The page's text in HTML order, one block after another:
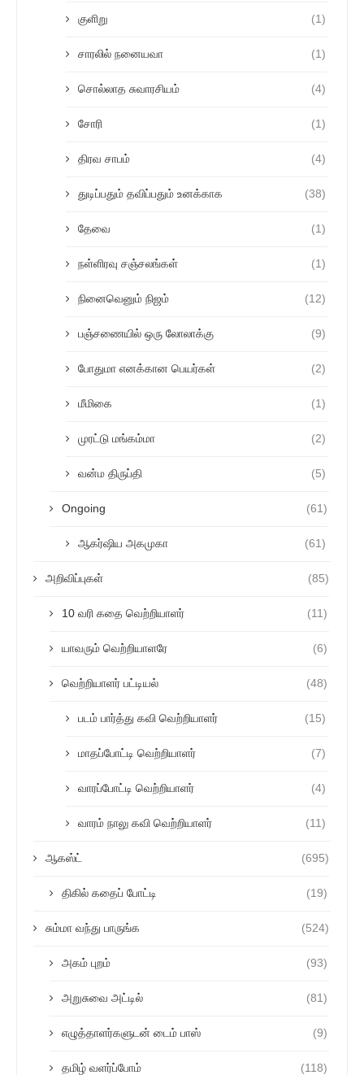
குளிறு (1)
சாரலில் நனையவா (1)
சொல்லாத சுவாரசியம் (4)
சோரி (1)
திரவ சாபம் (4)
துடிப்பதும் தவிப்பதும் உனக்காக (38)
தேவை (1)
நள்ளிரவு சஞ்சலங்கள் (1)
நினைவெனும் நிஜம் (12)
பஞ்சணையில் ஒரு லோலாக்கு (9)
போதுமா எனக்கான பெயர்கள் (2)
மீமிகை (1)
முரட்டு மங்கம்மா (2)
வன்ம திருப்தி (5)
Ongoing (61)
ஆகர்ஷிய அகமுகா (61)
அறிவிப்புகள் (85)
10 வரி கதை வெற்றியாளர் (11)
யாவரும் வெற்றியாளரே (6)
வெற்றியாளர் பட்டியல் (48)
படம் பார்த்து கவி வெற்றியாளர் (15)
மாதப்போட்டி வெற்றியாளர் (7)
வாரப்போட்டி வெற்றியாளர் (4)
வாரம் நாலு கவி வெற்றியாளர் (11)
ஆகஸ்ட் (695)
திகில் கதைப் போட்டி (19)
சும்மா வந்து பாருங்க (524)
அகம் புறம் (93)
அறுசுவை அட்டில் (81)
எழுத்தாளர்களுடன் டைம் பாஸ் (9)
தமிழ் வளர்ப்போம் (118)